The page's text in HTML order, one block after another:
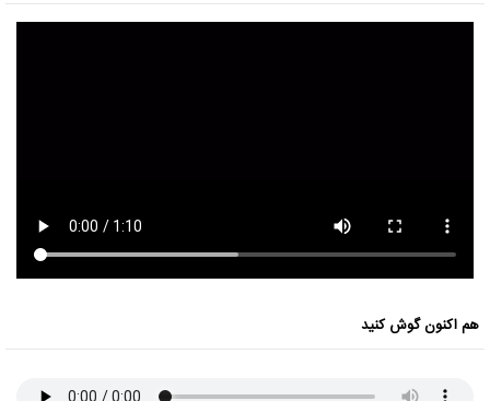
هم اکنون گوش کنید